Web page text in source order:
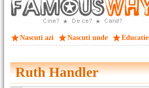
Nascuti azi Nascuti unde Educatie
Ruth Handler